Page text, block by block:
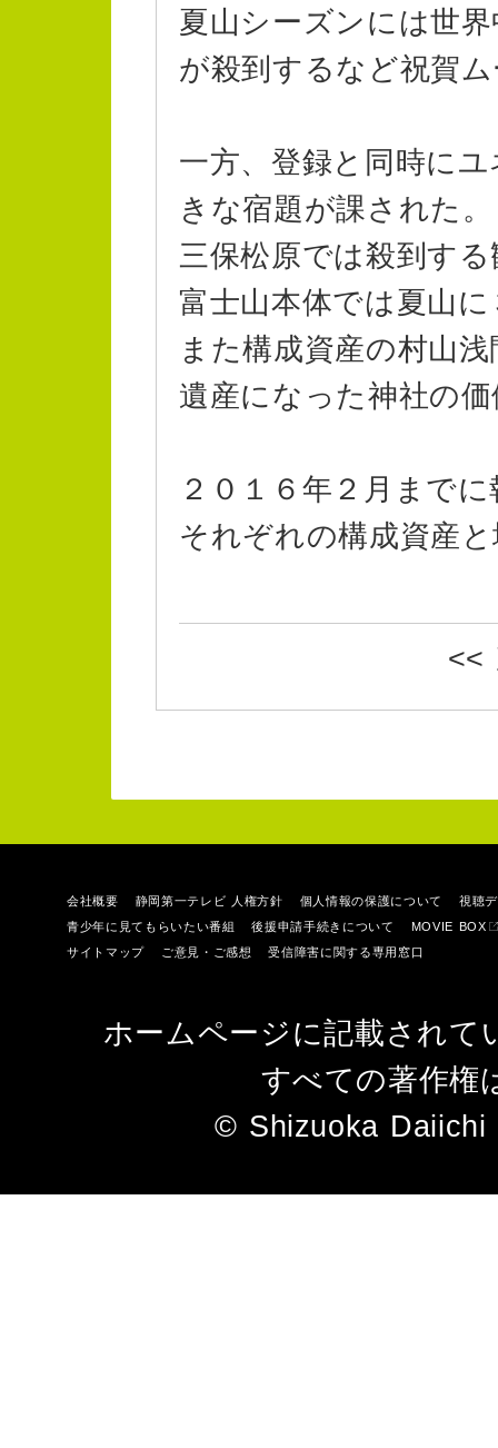
夏山シーズンには世
が殺到するなど祝賀
一方、登録と同時に
きな宿題が課された。
三保松原では殺到す
富士山本体では夏山
また構成資産の村山
遺産になった神社の
２０１６年２月まで
それぞれの構成資産
<<
会社概要 静岡第一テレビ 人権方針 個人情報の保護について
視聴
青少年に見てもらいたい番組
後援申請手続きについて
MOVIE BOX
サイトマップ
ご意見・ご感想 受信障害に関する専用窓口
ホームページに記載されて
すべての著作権
© Shizuoka Daiichi